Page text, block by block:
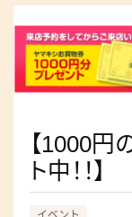
【1000円
ト中！！】